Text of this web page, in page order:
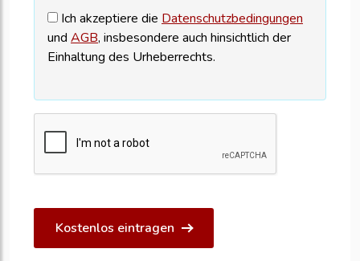
Ich akzeptiere die Datenschutzbedingungen
und AGB, insbesondere auch hinsichtlich der
Einhaltung des Urheberrechts.
Kostenlos eintragen